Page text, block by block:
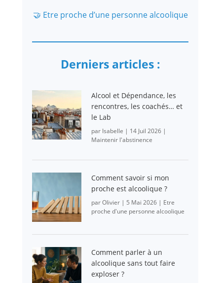
🤝 Etre proche d’une personne alcoolique
Derniers articles :
Alcool et Dépendance, les
rencontres, les coachés… et
le Lab
par Isabelle | 14 Juil 2026|
Maintenir l'abstinence
Comment savoir si mon
proche est alcoolique ?
parOlivier| 5 Mai 2026| Etre
proche d'une personne alcoolique
Comment parler à un
alcoolique sans tout faire
exploser ?